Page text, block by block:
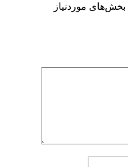
بخش‌های موردنیاز